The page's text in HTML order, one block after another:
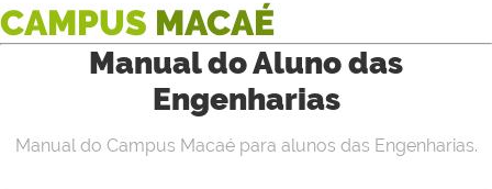
CAMPUS MACAÉ
Manual do Aluno das
Engenharias
Manual do Campus Macaé para alunos das Engenharias.